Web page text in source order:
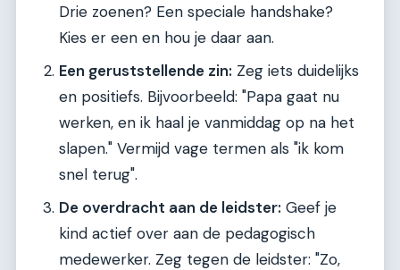
Drie zoenen? Een speciale handshake?
Kies er een en hou je daar aan.
Een geruststellende zin: Zeg iets duidelijks
en positiefs. Bijvoorbeeld: "Papa gaat nu
werken, en ik haal je vanmiddag op na het
slapen." Vermijd vage termen als "ik kom
snel terug".
De overdracht aan de leidster: Geef je
kind actief over aan de pedagogisch
medewerker. Zeg tegen de leidster: "Zo,